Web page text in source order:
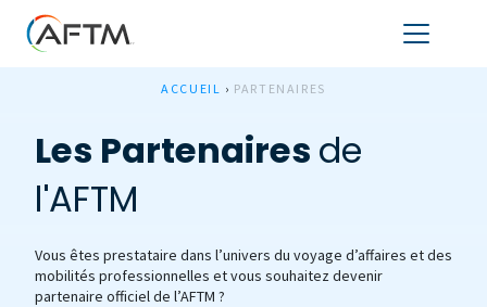
ACCUEIL › PARTENAIRES
Les Partenaires de
l'AFTM
V​ous êtes prestataire dans l’univers du voyage d’affaires et des
mobilités professionnelles et vous souhaitez devenir
partenaire officiel de l’AFTM ?